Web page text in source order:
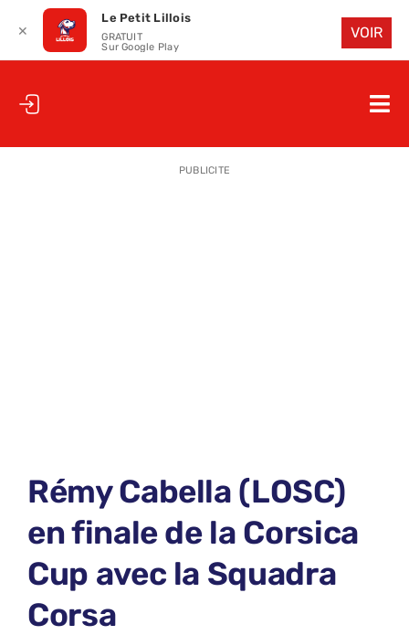
à
NOUS
PUBLICITE
Rémy Cabella (LOSC)
en finale de la Corsica
Cup avec la Squadra
Corsa
✕
Le Petit Lillois
GRATUIT
Sur Google Play
VOIR